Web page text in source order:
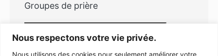
Nous respectons votre vie privée.
Nous utilisons des cookies pour seulement améliorer votre
Groupes de prière